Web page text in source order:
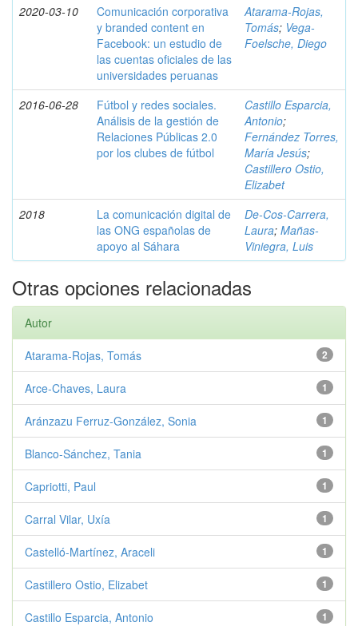
2020-03-10
Comunicación corporativa
y branded content en
Facebook: un estudio de
las cuentas oficiales de las
universidades peruanas
Atarama-Rojas,
Tomás; Vega-
Foelsche, Diego
2016-06-28
Fútbol y redes sociales.
Análisis de la gestión de
Relaciones Públicas 2.0
por los clubes de fútbol
Castillo Esparcia,
Antonio;
Fernández Torres,
María Jesús;
Castillero Ostio,
Elizabet
2018
La comunicación digital de
las ONG españolas de
apoyo al Sáhara
De-Cos-Carrera,
Laura; Mañas-
Viniegra, Luis
Otras opciones relacionadas
Autor
2
Atarama-Rojas, Tomás
1
Arce-Chaves, Laura
1
Aránzazu Ferruz-González, Sonia
1
Blanco-Sánchez, Tania
1
Capriotti, Paul
1
Carral Vilar, Uxía
1
Castelló-Martínez, Araceli
1
Castillero Ostio, Elizabet
1
Castillo Esparcia, Antonio